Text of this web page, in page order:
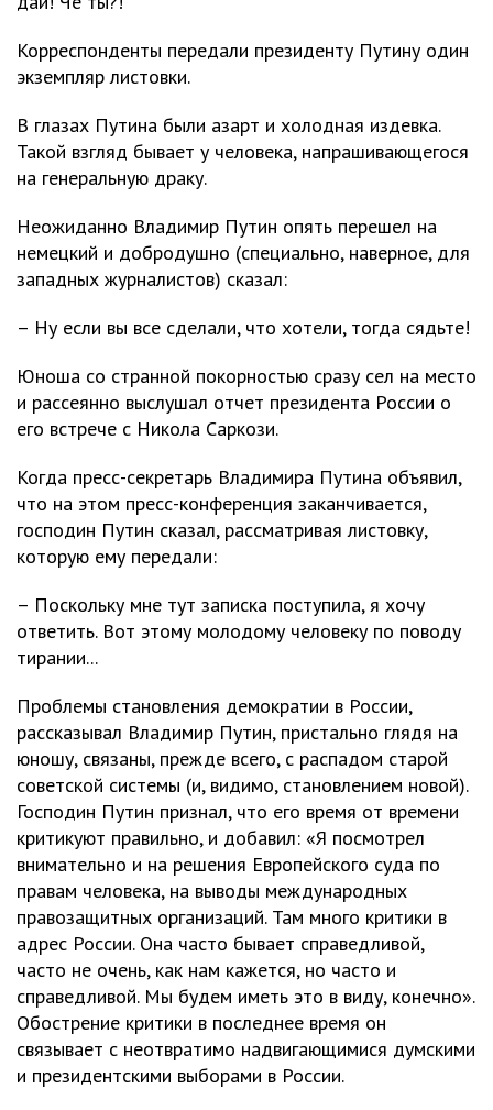
Корреспонденты передали президенту Путину один
экземпляр листовки.
В глазах Путина были азарт и холодная издевка.
Такой взгляд бывает у человека, напрашивающегося
на генеральную драку.
Неожиданно Владимир Путин опять перешел на
немецкий и добродушно (специально, наверное, для
западных журналистов) сказал:
– Ну если вы все сделали, что хотели, тогда сядьте!
Юноша со странной покорностью сразу сел на место
и рассеянно выслушал отчет президента России о
его встрече с Никола Саркози.
Когда пресс-секретарь Владимира Путина объявил,
что на этом пресс-конференция заканчивается,
господин Путин сказал, рассматривая листовку,
которую ему передали:
– Поскольку мне тут записка поступила, я хочу
ответить. Вот этому молодому человеку по поводу
тирании...
Проблемы становления демократии в России,
рассказывал Владимир Путин, пристально глядя на
юношу, связаны, прежде всего, с распадом старой
советской системы (и, видимо, становлением новой).
Господин Путин признал, что его время от времени
критикуют правильно, и добавил: «Я посмотрел
внимательно и на решения Европейского суда по
правам человека, на выводы международных
правозащитных организаций. Там много критики в
адрес России. Она часто бывает справедливой,
часто не очень, как нам кажется, но часто и
справедливой. Мы будем иметь это в виду, конечно».
Обострение критики в последнее время он
связывает с неотвратимо надвигающимися думскими
и президентскими выборами в России.